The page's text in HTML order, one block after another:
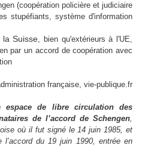
(coopération policière et judiciaire
stupéfiants, système d'information
la Suisse, bien qu'extérieurs à l'UE,
par un accord de coopération avec
française, vie-publique.fr
espace de libre circulation des
de l’accord de Schengen,
où il fut signé le 14 juin 1985, et
l’accord du 19 juin 1990, entrée en